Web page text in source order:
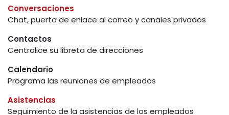
Conversaciones
Chat, puerta de enlace al correo y canales privados
Contactos
Centralice su libreta de direcciones
Calendario
Programa las reuniones de empleados
Asistencias
Seguimiento de la asistencias de los empleados